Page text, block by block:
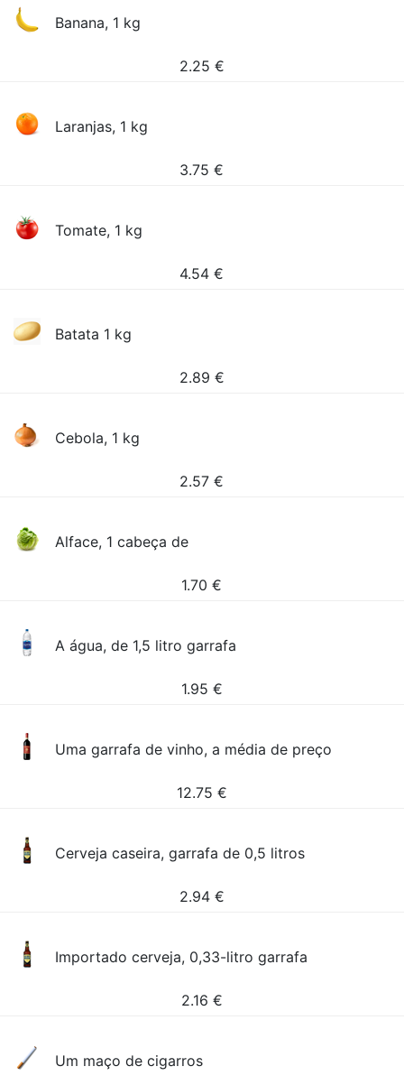
Banana, 1 kg
2.25 €
Laranjas, 1 kg
3.75 €
Tomate, 1 kg
4.54 €
Batata 1 kg
2.89 €
Cebola, 1 kg
2.57 €
Alface, 1 cabeça de
1.70 €
A água, de 1,5 litro garrafa
1.95 €
Uma garrafa de vinho, a média de preço
12.75 €
Cerveja caseira, garrafa de 0,5 litros
2.94 €
Importado cerveja, 0,33-litro garrafa
2.16 €
Um maço de cigarros